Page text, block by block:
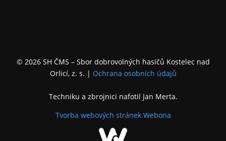
© 2026 SH ČMS – Sbor dobrovolných hasičů Kostelec nad
Orlicí, z. s. | Ochrana osobních údajů
Techniku a zbrojnici nafotil Jan Merta.
Tvorba webových stránek Webona